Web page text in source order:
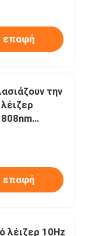
επαφή
την
επαφή
λέιζερ 10Hz